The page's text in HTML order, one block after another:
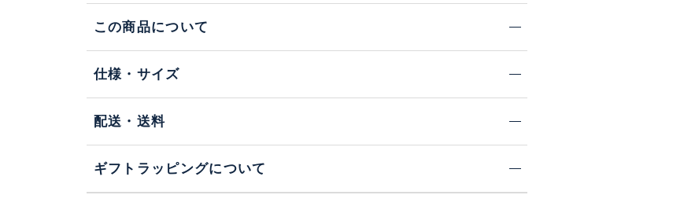
この商品について
仕様・サイズ
配送・送料
ギフトラッピングについて